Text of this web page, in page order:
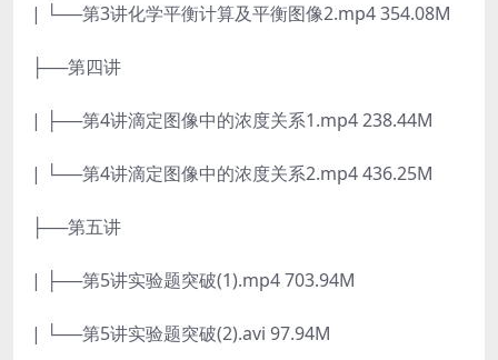
| └──第3讲化学平衡计算及平衡图像2.mp4 354.08M
├──第四讲
| ├──第4讲滴定图像中的浓度关系1.mp4 238.44M
| └──第4讲滴定图像中的浓度关系2.mp4 436.25M
├──第五讲
| ├──第5讲实验题突破(1).mp4 703.94M
| └──第5讲实验题突破(2).avi 97.94M